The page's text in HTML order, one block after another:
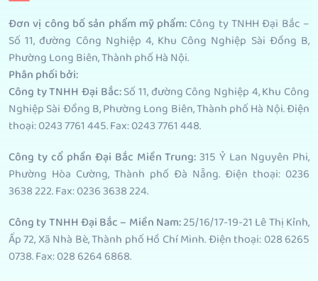
Đơn vị công bố sản phẩm mỹ phẩm: Công ty TNHH Đại Bắc –
Số 11, đường Công Nghiệp 4, Khu Công Nghiệp Sài Đồng B,
Phường Long Biên, Thành phố Hà Nội.
Phân phối bởi:
Công ty TNHH Đại Bắc:Số 11, đường Công Nghiệp 4, Khu Công
Nghiệp Sài Đồng B, Phường Long Biên, Thành phố Hà Nội. Điện
thoại: 0243 7761 445. Fax: 0243 7761 448.
Công ty cổ phần Đại Bắc Miền Trung: 315 Ỷ Lan Nguyên Phi,
Phường Hòa Cường, Thành phố Đà Nẵng. Điện thoại: 0236
3638 222. Fax: 0236 3638 224.
Công ty TNHH Đại Bắc – Miền Nam:25/16/17-19-21 Lê Thị Kỉnh,
Ấp 72, Xã Nhà Bè, Thành phố Hồ Chí Minh. Điện thoại: 028 6265
0738. Fax: 028 6264 6868.